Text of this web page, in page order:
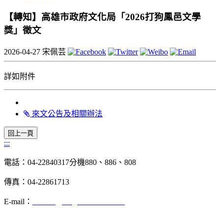
【轉知】高雄市政府文化局「2026打狗鳳邑文學
獎」徵文
2026-04-27 宋佩芸
詳如附件
來文公告及相關辦法
:::
電話：04-22840317分機880、886、808
傳真：04-22861713
E-mail：